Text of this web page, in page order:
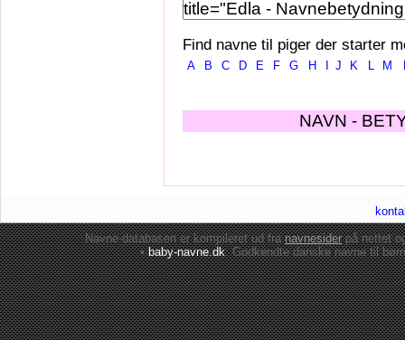
Find navne til piger der starter
A B C D E F G H J K L M
NAVN -
Navne-databasen er kompileret ud franavnesiderpå nettet
•baby-navne.dk: Godkendte danskenavne til børn